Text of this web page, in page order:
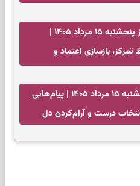
فال فرشتگان امروز پنجشنبه ۱۵ مرداد ۱۴۰۵ |
بازسازی اعتماد و
فال انبیا امروز پنجشنبه ۱۵ مرداد ۱۴۰۵ | پیام‌هایی
درست و آرام‌کردن دل